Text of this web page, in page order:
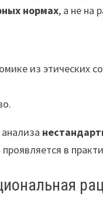
нормах, а не на
из этических
в